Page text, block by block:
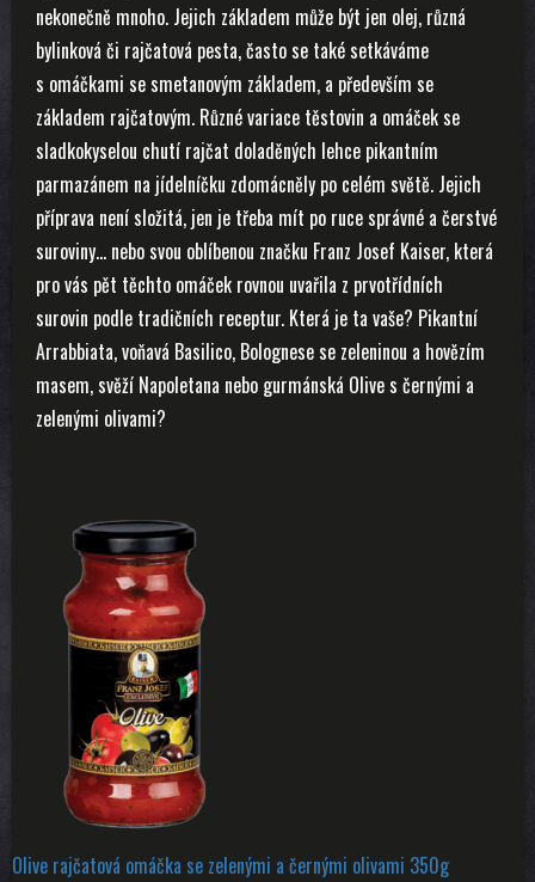
nekonečně mnoho. Jejich základem může být jen olej, různá
bylinková či rajčatová pesta, často se také setkáváme
s omáčkami se smetanovým základem, a především se
základem rajčatovým. Různé variace těstovin a omáček se
sladkokyselou chutí rajčat doladěných lehce pikantním
parmazánem na jídelníčku zdomácněly po celém světě. Jejich
příprava není složitá, jen je třeba mít po ruce správné a čerstvé
suroviny… nebo svou oblíbenou značku Franz Josef Kaiser, která
pro vás pět těchto omáček rovnou uvařila z prvotřídních
surovin podle tradičních receptur. Která je ta vaše? Pikantní
Arrabbiata, voňavá Basilico, Bolognese se zeleninou a hovězím
masem, svěží Napoletana nebo gurmánská Olive s černými a
zelenými olivami?
Olive rajčatová omáčka se zelenými a černými olivami 350g